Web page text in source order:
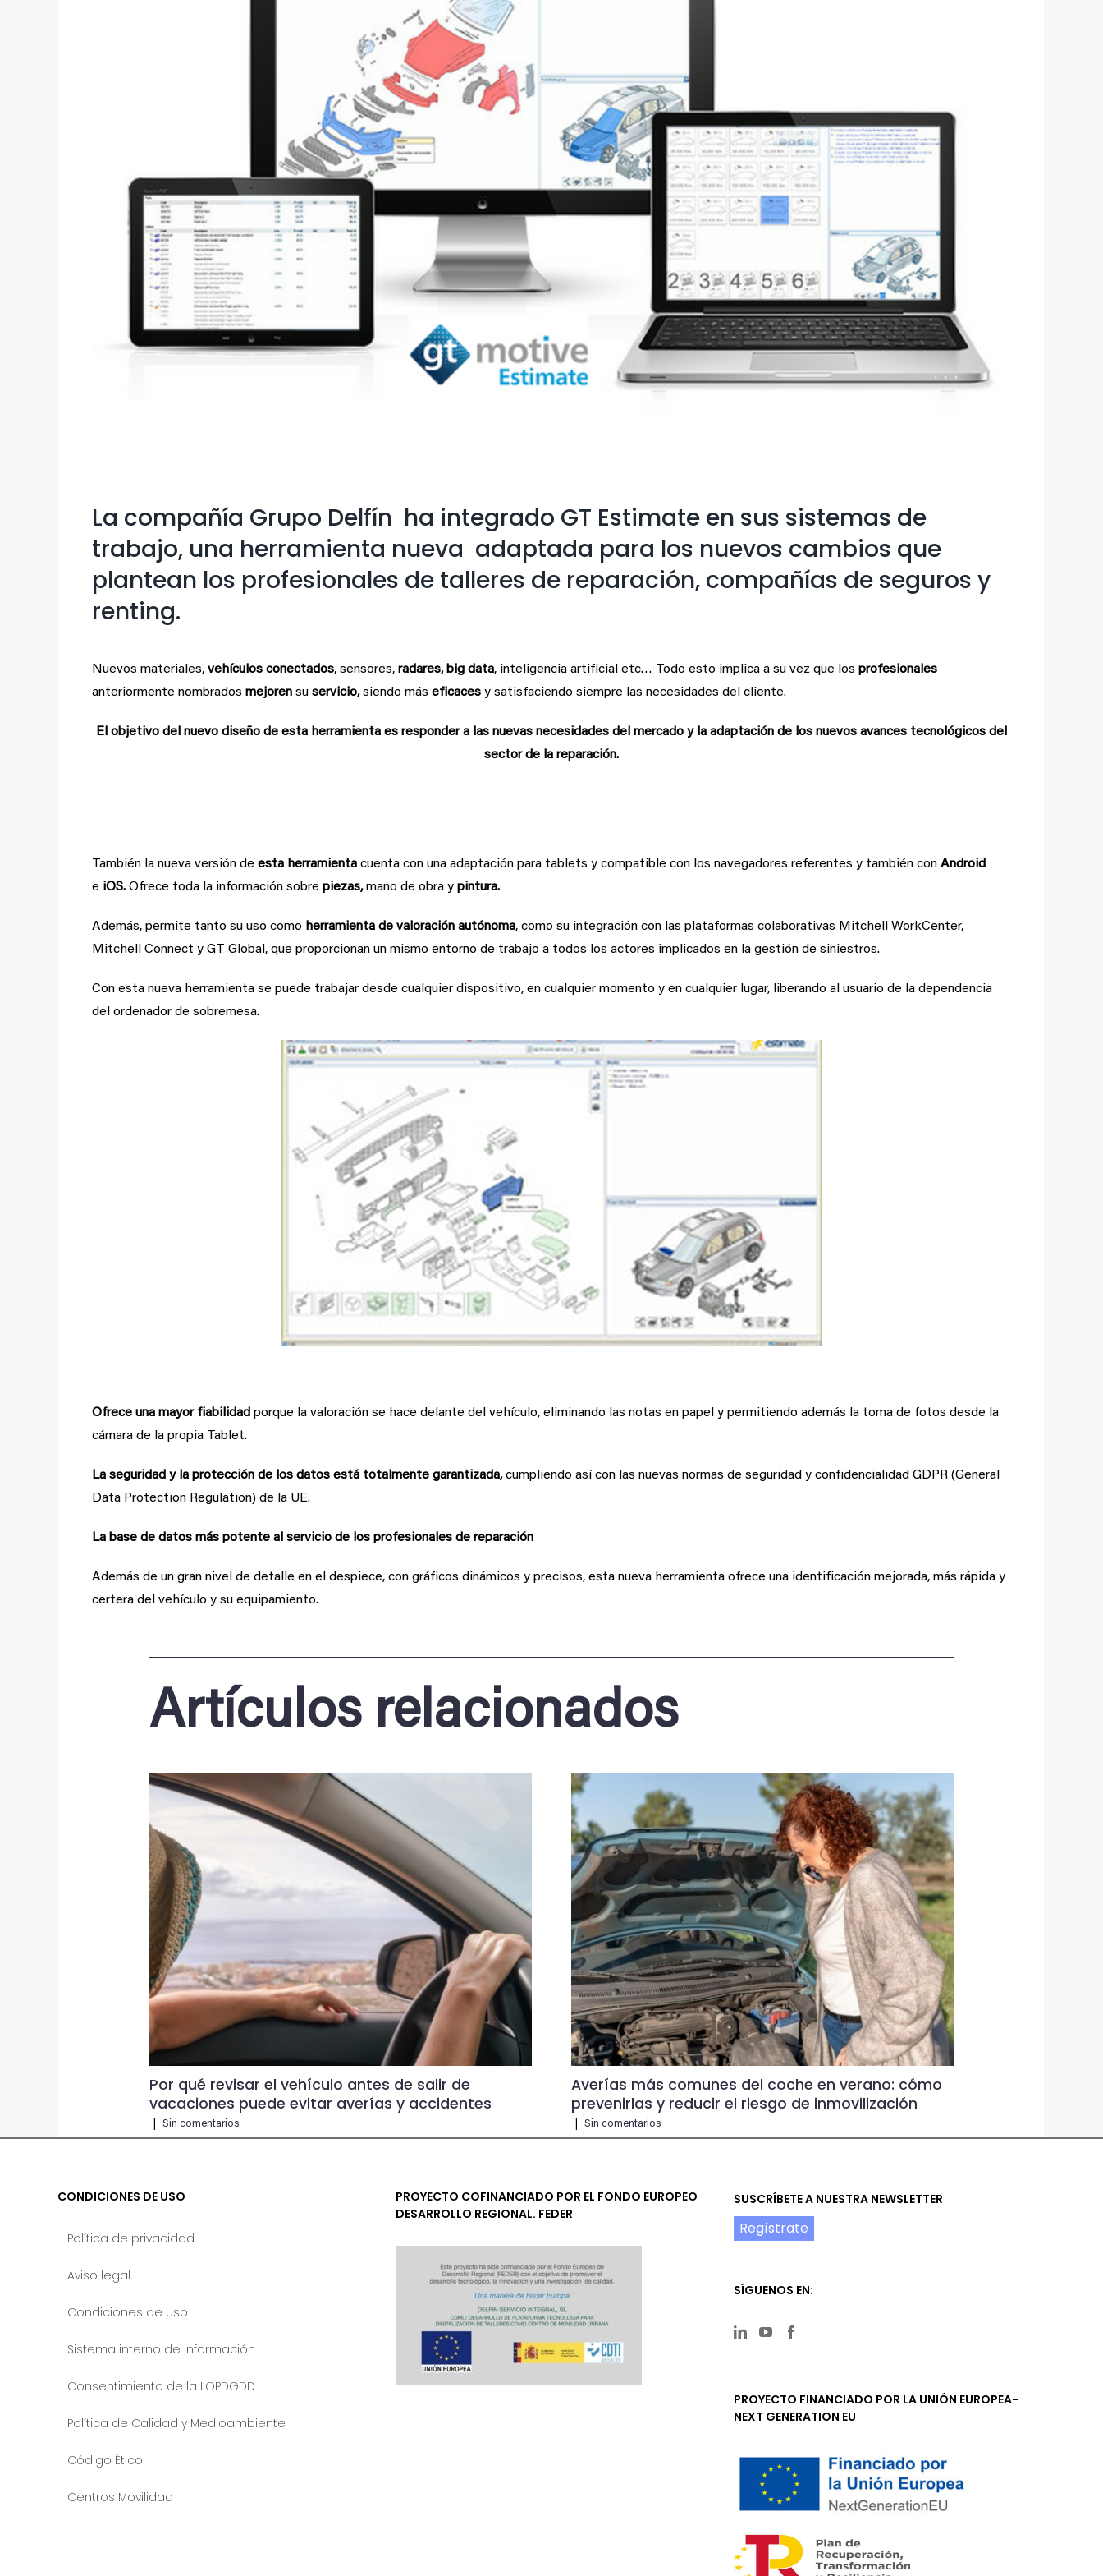
La compañía Grupo Delfín ha integrado GT Estimate en sus sistemas de
trabajo, una herramienta nueva adaptada para los nuevos cambios que
plantean los profesionales de talleres de reparación, compañías de seguros y
renting.
Nuevos materiales, vehículos conectados, sensores, radares, big data, inteligencia artificial etc… Todo esto implica a su vez que los profesionales
anteriormente nombrados mejoren su servicio,siendo más eficaces y satisfaciendo siempre las necesidades del cliente.
El objetivo del nuevo diseño de esta herramienta es responder a las nuevas necesidades del mercado y la adaptación de los nuevos avances tecnológicos del
sector de la reparación.
También la nueva versión de esta herramienta cuenta con una adaptación para tablets y compatible con los navegadores referentes y también con Android
e iOS. Ofrece toda la información sobre piezas,mano de obra y pintura.
Además, permite tanto su uso como herramienta de valoración autónoma, como su integración con las plataformas colaborativas Mitchell WorkCenter,
Mitchell Connect y GT Global, que proporcionan un mismo entorno de trabajo a todos los actores implicados en la gestión de siniestros.
Con esta nueva herramienta se puede trabajar desde cualquier dispositivo, en cualquier momento y en cualquier lugar, liberando al usuario de la dependencia
del ordenador de sobremesa.
Ofrece una mayor fiabilidad porque la valoración se hace delante del vehículo, eliminando las notas en papel y permitiendo además la toma de fotos desde la
cámara de la propia Tablet.
La seguridad y la protección de los datos está totalmente garantizada,cumpliendo así con las nuevas normas de seguridad y confidencialidad GDPR (General
Data Protection Regulation) de la UE.
La base de datos más potente al servicio de los profesionales de reparación
Además de un gran nivel de detalle en el despiece, con gráficos dinámicos y precisos, esta nueva herramienta ofrece una identificación mejorada, más rápida y
certera del vehículo y su equipamiento.
Artículos relacionados
Por qué revisar el vehículo antes de salir de
vacaciones puede evitar averías y accidentes
Sin comentarios
Averías más comunes del coche en verano: cómo
prevenirlas y reducir el riesgo de inmovilización
Sin comentarios
CONDICIONES DE USO
Política de privacidad
Aviso legal
Condiciones de uso
Sistema interno de información
Consentimiento de la LOPDGDD
Política de Calidad y Medioambiente
Código Ético
Centros Movilidad
PROYECTO COFINANCIADO POR EL FONDO EUROPEO
DESARROLLO REGIONAL. FEDER
SUSCRÍBETE A NUESTRA NEWSLETTER
Regístrate
SÍGUENOS EN:
PROYECTO FINANCIADO POR LA UNIÓN EUROPEA-
NEXT GENERATION EU